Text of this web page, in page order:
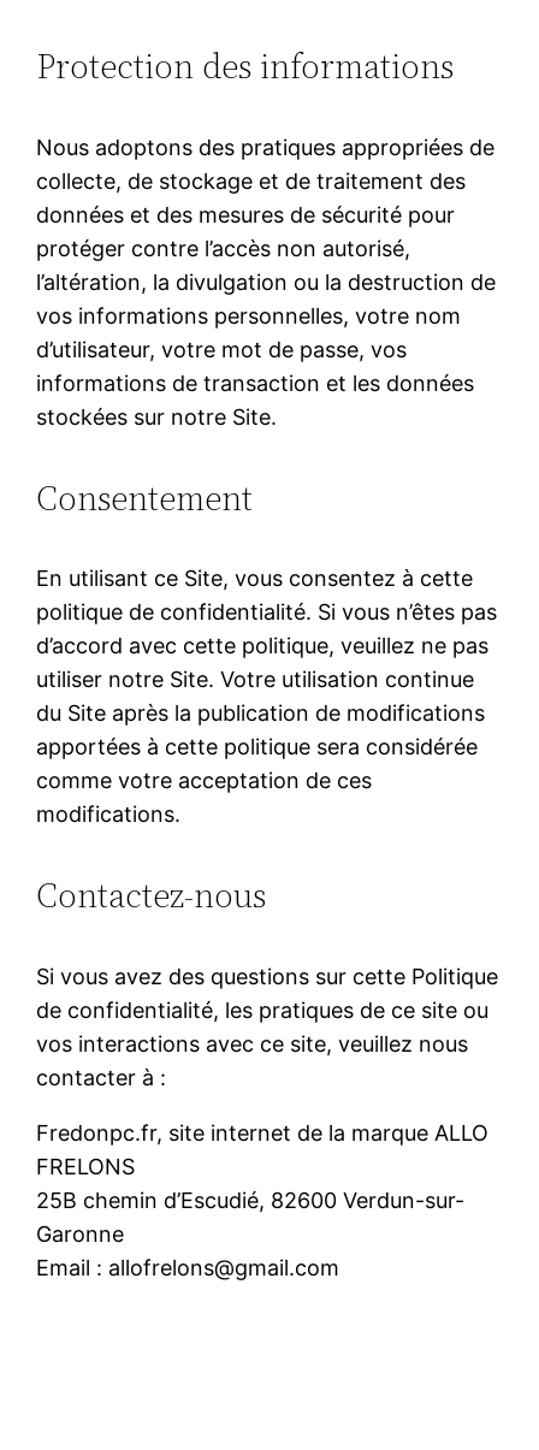
Protection des informations
Nous adoptons des pratiques appropriées de
collecte, de stockage et de traitement des
données et des mesures de sécurité pour
protéger contre l’accès non autorisé,
l’altération, la divulgation ou la destruction de
vos informations personnelles, votre nom
d’utilisateur, votre mot de passe, vos
informations de transaction et les données
stockées sur notre Site.
Consentement
En utilisant ce Site, vous consentez à cette
politique de confidentialité. Si vous n’êtes pas
d’accord avec cette politique, veuillez ne pas
utiliser notre Site. Votre utilisation continue
du Site après la publication de modifications
apportées à cette politique sera considérée
comme votre acceptation de ces
modifications.
Contactez-nous
Si vous avez des questions sur cette Politique
de confidentialité, les pratiques de ce site ou
vos interactions avec ce site, veuillez nous
contacter à :
Fredonpc.fr, site internet de la marque ALLO
FRELONS
25B chemin d’Escudié, 82600 Verdun-sur-
Garonne
Email : allofrelons@gmail.com